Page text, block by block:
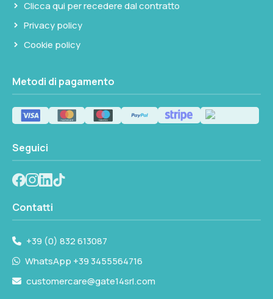
Clicca qui per recedere dal contratto
Privacy policy
Cookie policy
Metodi di pagamento
Seguici
Contatti
+39 (0) 832 613087
WhatsApp +39 3455564716
customercare@gate14srl.com